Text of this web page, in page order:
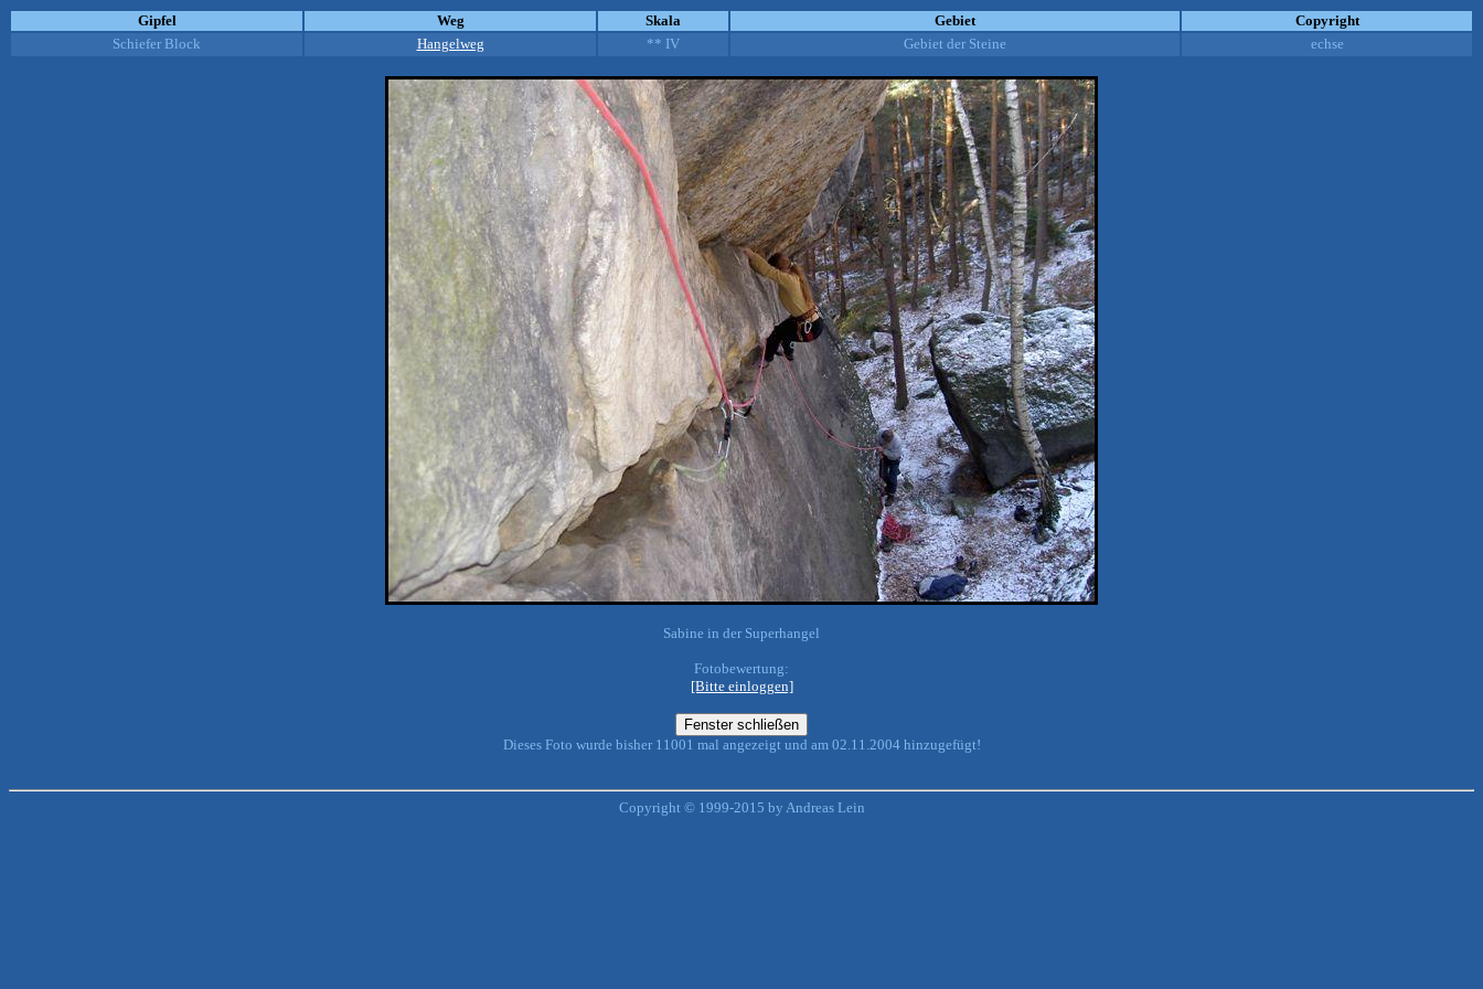
Gipfel Weg Skala Gebiet
Copyright
Schiefer Block
Hangelweg ** IV Gebiet der Steine echse
Sabine in der Superhangel
Fotobewertung:
[Bitte einloggen]
Dieses Foto wurde bisher 11001 mal angezeigt und am 02.11.2004 hinzugefügt!
Copyright © 1999-2015 by Andreas Lein